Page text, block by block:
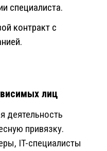
специалиста.
контракт с
лиц
деятельность
привязку.
IT-специалисты